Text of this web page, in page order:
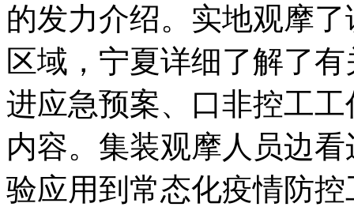
的发力介绍。实地观摩
区域，宁夏详细了解了
进应急预案、口非控工
内容。集装观摩人员边
验应用到常态化疫情防